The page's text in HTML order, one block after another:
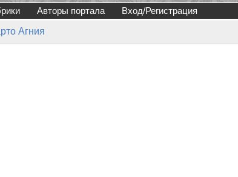
Авторы портала Вход/Регистрация
Агния